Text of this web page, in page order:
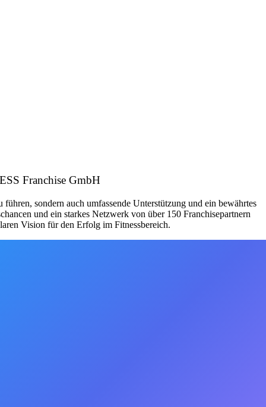
Franchise GmbH
sondern auch umfassende Unterstützung und ein bewährtes
und ein starkes Netzwerk von über 150 Franchisepartnern
Vision für den Erfolg im Fitnessbereich.